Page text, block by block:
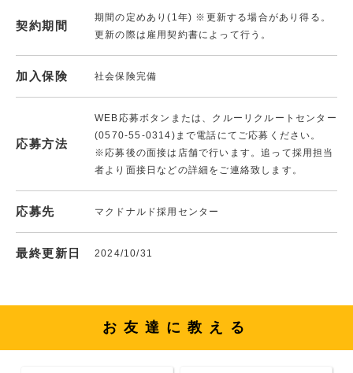
契約期間
期間の定めあり(1年) ※更新する場合があり得る。
更新の際は雇用契約書によって行う。
加入保険 社会保険完備
応募方法
WEB応募ボタンまたは、クルーリクルートセンター
(0570-55-0314)まで電話にてご応募ください。
※応募後の面接は店舗で行います。追って採用担当
者より面接日などの詳細をご連絡致します。
応募先 マクドナルド採用センター
最終更新日 2024/10/31
お友達に教える